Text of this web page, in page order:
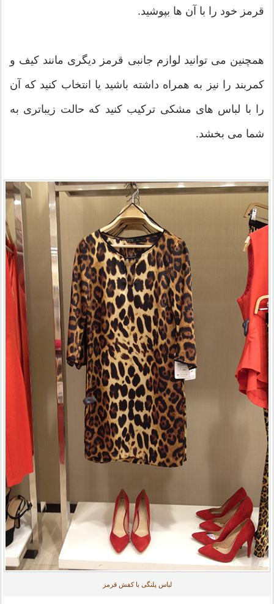
قرمز خود را با آن ها بپوشید.
همچنین می توانید لوازم جانبی قرمز دیگری مانند کیف و
کمربند را نیز به همراه داشته باشید یا انتخاب کنید که آن
را با لباس های مشکی ترکیب کنید که حالت زیباتری به
شما می بخشد.
لباس پلنگی با کفش قرمز